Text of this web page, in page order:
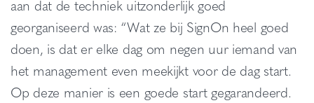
aan dat de techniek uitzonderlijk goed
georganiseerd was: “Wat ze bij SignOn heel goed
doen, is dat er elke dag om negen uur iemand van
het management even meekijkt voor de dag start.
Op deze manier is een goede start gegarandeerd.